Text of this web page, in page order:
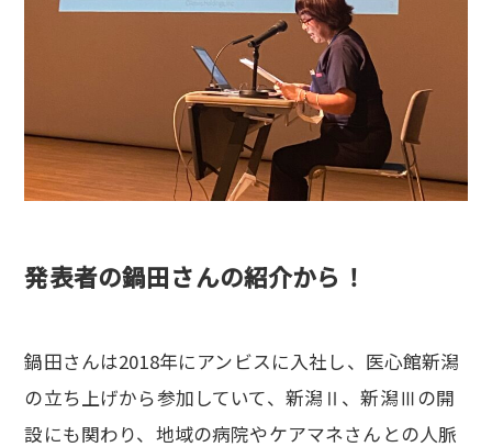
発表者の鍋田さんの紹介から！
鍋田さんは2018年にアンビスに入社し、医心館新潟
の立ち上げから参加していて、新潟Ⅱ、新潟Ⅲの開
設にも関わり、地域の病院やケアマネさんとの人脈